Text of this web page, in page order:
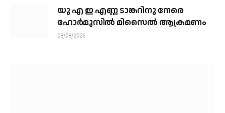
യു എ ഇ എണ്ണ ടാങ്കറിനു നേരെ
ഹോര്‍മുസില്‍ മിസൈല്‍ ആക്രമണം
08/08/2026